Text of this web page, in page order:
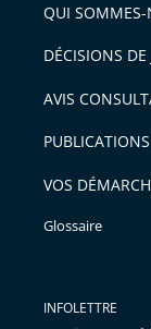
l'article
pour
avant
QUI SOMMES-
DÉCISIONS DE
AVIS
VOS
Glossaire
INFOLETTRE